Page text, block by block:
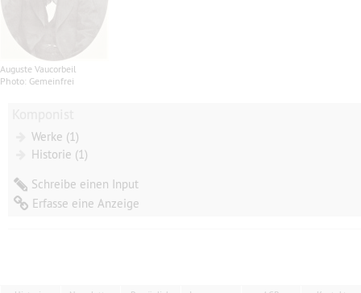
Auguste Vaucorbeil
Photo: Gemeinfrei
Werke (1)
Historie (1)
Schreibe einen Input
Erfasse eine Anzeige